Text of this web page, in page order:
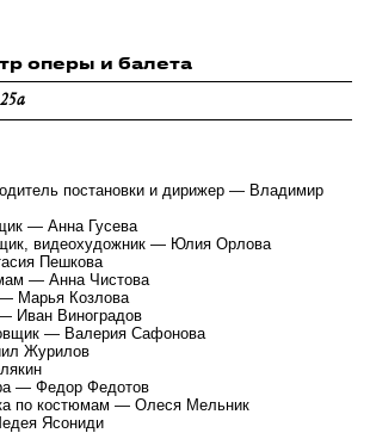
оперы и балета
постановки и дирижер — Владимир
— Анна Гусева
видеохудожник — Юлия Орлова
Пешкова
— Анна Чистова
Марья Козлова
Иван Виноградов
— Валерия Сафонова
Журилов
— Федор Федотов
по костюмам — Олеся Мельник
Ясониди